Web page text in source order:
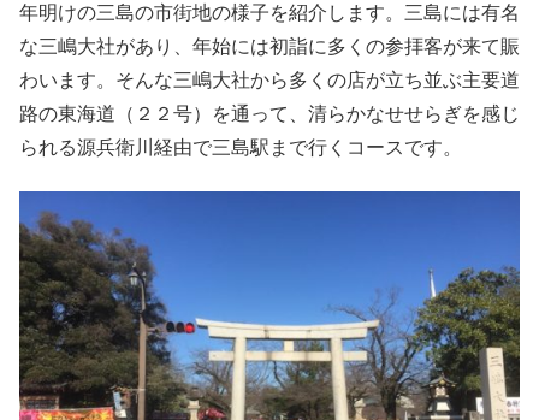
年明けの三島の市街地の様子を紹介します。三島には有名
な三嶋大社があり、年始には初詣に多くの参拝客が来て賑
わいます。そんな三嶋大社から多くの店が立ち並ぶ主要道
路の東海道（２２号）を通って、清らかなせせらぎを感じ
られる源兵衛川経由で三島駅まで行くコースです。